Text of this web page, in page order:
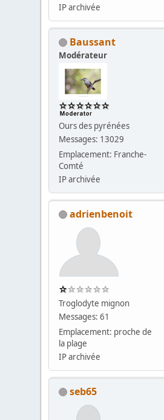
IP archivée
Baussant
Modérateur
Ours des pyrénées
Messages: 13029
Emplacement: Franche-
Comté
IP archivée
adrienbenoit
Troglodyte mignon
Messages: 61
Emplacement: proche de
la plage
IP archivée
seb65